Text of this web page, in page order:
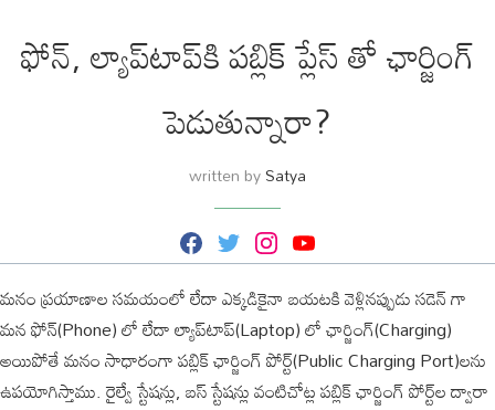
ఫోన్, ల్యాప్‌టాప్‌కి పబ్లిక్ ప్లేస్ తో ఛార్జింగ్
పెడుతున్నారా?
written bySatya
F
a
c
e
b
o
o
k
T
w
t
t
e
r
I
n
t
a
g
r
a
m
Y
o
T
u
b
e
మనం ప్రయాణాల సమయంలో లేదా ఎక్కడికైనా బయటకి వెళ్లినప్పుడు సడెన్ గా
మన ఫోన్(Phone) లో లేదా ల్యాప్‌టాప్‌(Laptop) లో ఛార్జింగ్(Charging)
అయిపోతే మనం సాధారంగా పబ్లిక్ ఛార్జింగ్ పోర్ట్‌(Public Charging Port)లను
ఉపయోగిస్తాము. రైల్వే స్టేషన్లు, బస్ స్టేషన్లు వంటిచోట్ల పబ్లిక్ ఛార్జింగ్ పోర్ట్‌ల ద్వారా